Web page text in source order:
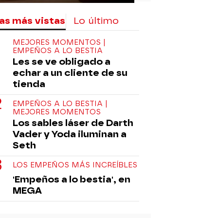
más vistas Lo último
MEJORES MOMENTOS |
EMPEÑOS A LO BESTIA
Les se ve obligado a
echar a un cliente de su
tienda
EMPEÑOS A LO BESTIA |
MEJORES MOMENTOS
Los sables láser de Darth
Vader y Yoda iluminan a
Seth
LOS EMPEÑOS MÁS INCREÍBLES
'Empeños a lo bestia', en
MEGA